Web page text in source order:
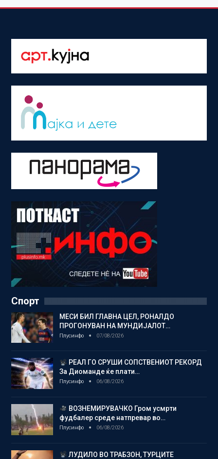
Спорт
МЕСИ БИЛ ГЛАВНА ЦЕЛ, РОНАЛДО
ПРОГОНУВАН НА МУНДИЈАЛОТ…
Плусинфо 07/08/2026
РЕАЛ ГО СРУШИ СОПСТВЕНИОТ РЕКОРД
За Диоманде ќе плати…
Плусинфо 06/08/2026
ВОЗНЕМИРУВАЧКО Гром усмрти
фудбалер среде натпревар во…
Плусинфо 06/08/2026
ЛУДИЛО ВО ТРАБЗОН, ТУРЦИТЕ